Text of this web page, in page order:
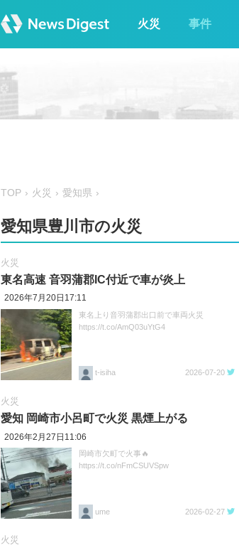
火災 事件
TOP 火災 愛知県
愛知県豊川市の火災
火災
東名高速 音羽蒲郡IC付近で車が炎上
2026年7月20日17:11
東名上り音羽蒲郡出口前で車両火災
https://t.co/AmQ03uYtG4
t-isiha 2026-07-20
火災
愛知 岡崎市小呂町で火災 黒煙上がる
2026年2月27日11:06
岡崎市欠町で火事🔥
https://t.co/nFmCSUVSpw
ume 2026-02-27
火災